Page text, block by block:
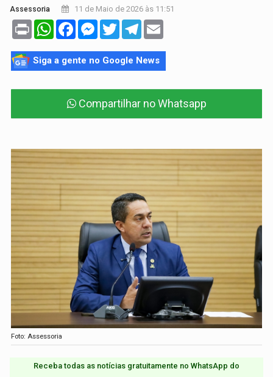
Assessoria 11 de Maio de 2026 às 11:51
Print WhatsAppFacebookMessenger
TwitterTelegram
Siga a gente no Google News
Compartilhar no Whatsapp
Foto: Assessoria
Receba todas as notícias gratuitamente no WhatsApp do